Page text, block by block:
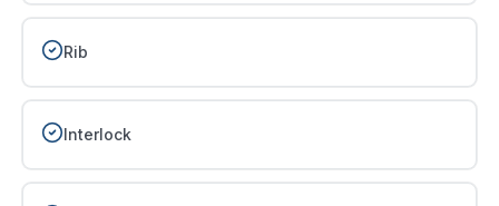
Rib
Interlock